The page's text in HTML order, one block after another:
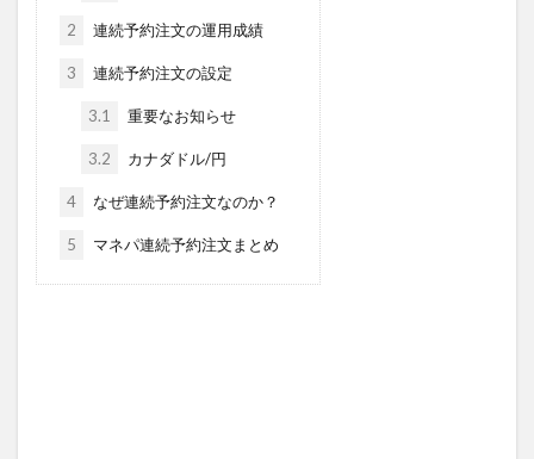
2 連続予約注文の運用成績
3 連続予約注文の設定
3.1 重要なお知らせ
3.2 カナダドル/円
4 なぜ連続予約注文なのか？
5 マネパ連続予約注文まとめ